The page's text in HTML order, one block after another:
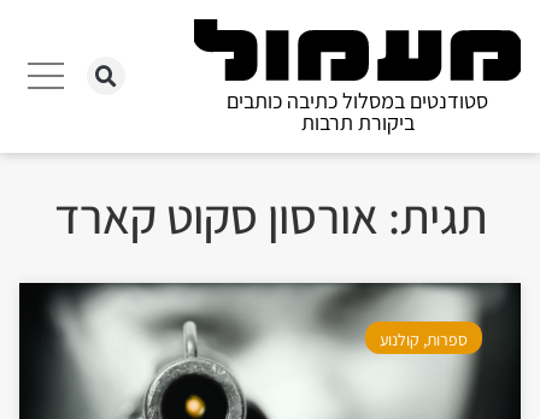
סטודנטים במסלול כתיבה כותבים
ביקורת תרבות
תגית: אורסון סקוט קארד
ספרות, קולנוע